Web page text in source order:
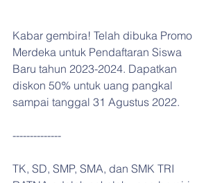
Kabar gembira! Telah dibuka Promo
Merdeka untuk Pendaftaran Siswa
Baru tahun 2023-2024. Dapatkan
diskon 50% untuk uang pangkal
sampai tanggal 31 Agustus 2022.
--------------
TK, SD, SMP, SMA, dan SMK TRI